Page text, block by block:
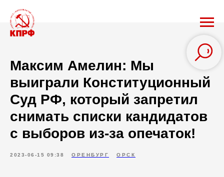
Максим Амелин: Мы
выиграли Конституционный
Суд РФ, который запретил
снимать списки кандидатов
с выборов из-за опечаток!
2023-06-15 09:38 ОРЕНБУРГ ОРСК